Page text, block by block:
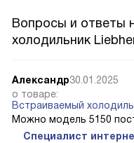
Вопросы и ответы
холодильник
Александр30.01.2025
о товаре:
Встраиваемый
Можно модель 5150
Специалист